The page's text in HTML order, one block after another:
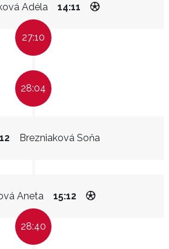
Adéla 14:11
27:10
28:04
Brezniaková Soňa
Aneta 15:12
28:40